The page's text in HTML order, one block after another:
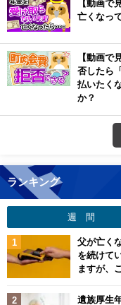
【動画で
亡くなっ
【動画で
否したら
払いたく
か？
ランキング
週 間
父が亡く
を続けて
ますが、
遺族厚生